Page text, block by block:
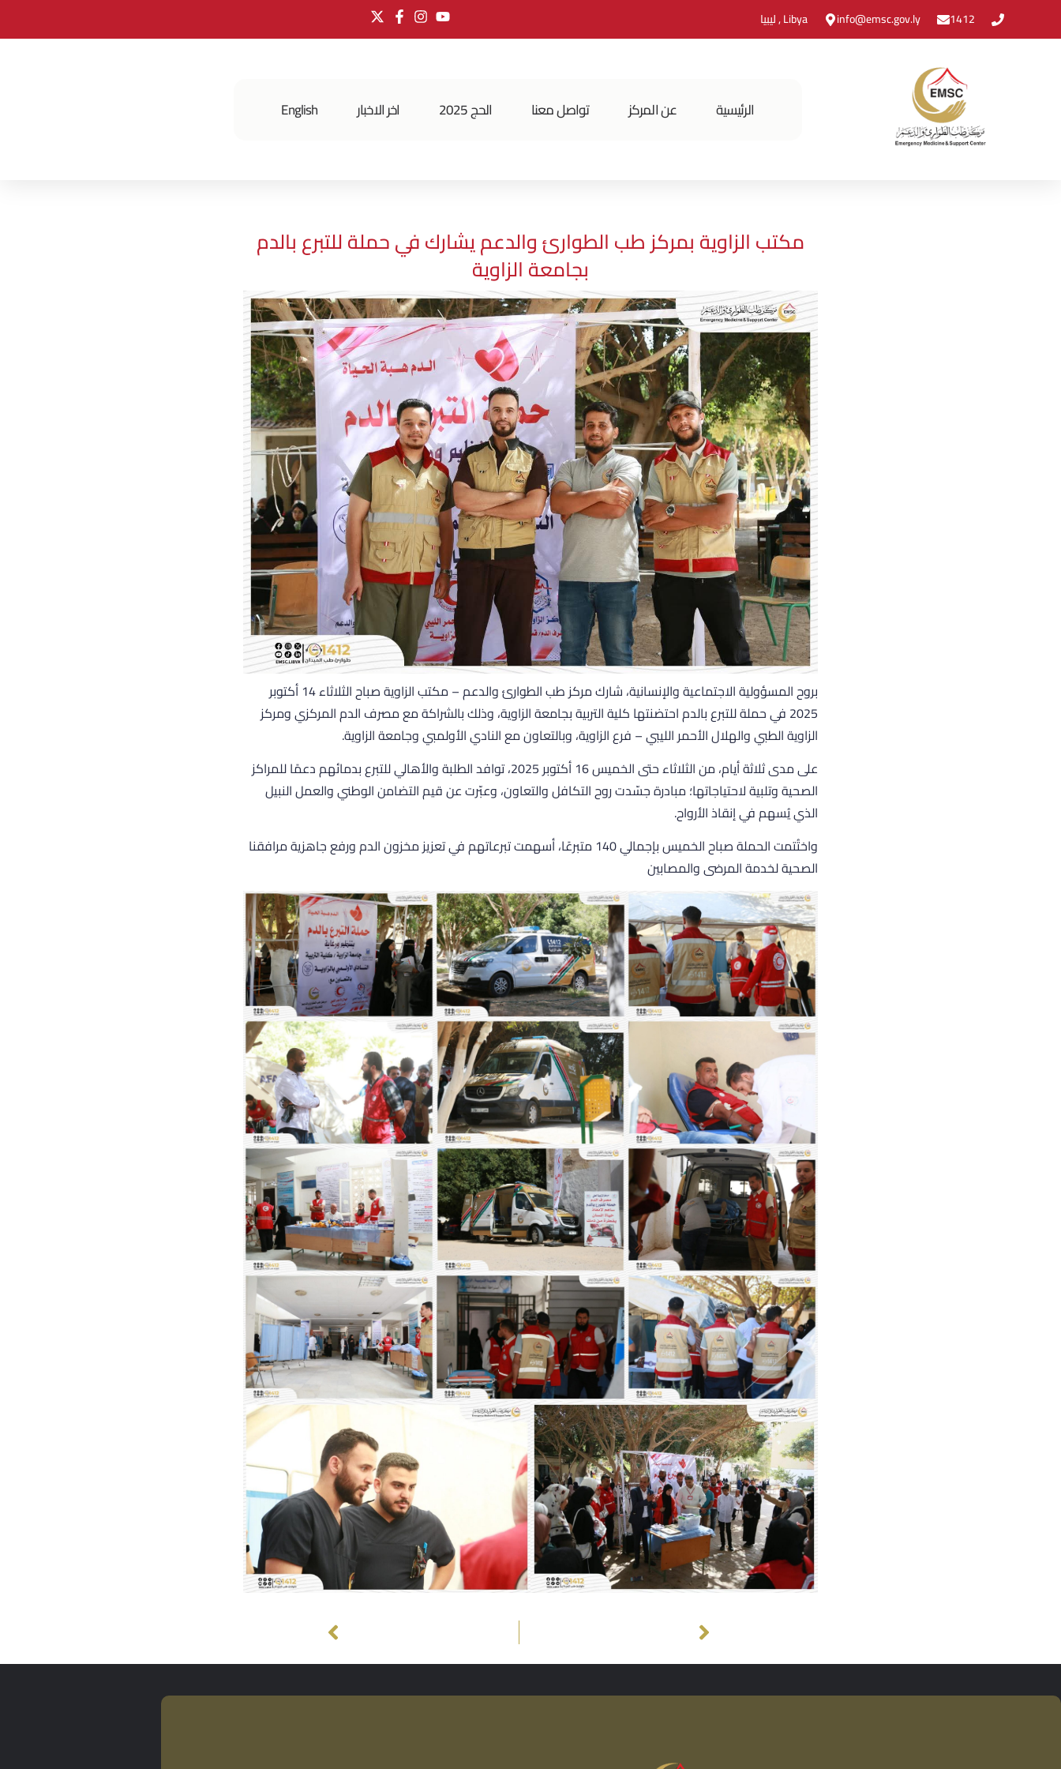
1412
info@emsc.gov.ly Libya , ليبيا
الرئيسية عن المركز تواصل معنا الحج 2025 اخر الاخبار English
مكتب الزاوية بمركز طب الطوارئ والدعم يشارك في حملة للتبرع بالدم
بجامعة الزاوية
بروح المسؤولية الاجتماعية والإنسانية، شارك مركز طب الطوارئ والدعم – مكتب الزاوية صباح الثلاثاء 14 أكتوبر
2025 في حملة للتبرع بالدم احتضنتها كلية التربية بجامعة الزاوية، وذلك بالشراكة مع مصرف الدم المركزي ومركز
الزاوية الطبي والهلال الأحمر الليبي – فرع الزاوية، وبالتعاون مع النادي الأولمبي وجامعة الزاوية.
على مدى ثلاثة أيام، من الثلاثاء حتى الخميس 16 أكتوبر 2025، توافد الطلبة والأهالي للتبرع بدمائهم دعمًا للمراكز
الصحية وتلبية لاحتياجاتها؛ مبادرة جسّدت روح التكافل والتعاون، وعبّرت عن قيم التضامن الوطني والعمل النبيل
الذي يُسهم في إنقاذ الأرواح.
واختُتمت الحملة صباح الخميس بإجمالي 140 متبرعًا، أسهمت تبرعاتهم في تعزيز مخزون الدم ورفع جاهزية مرافقنا
الصحية لخدمة المرضى والمصابين